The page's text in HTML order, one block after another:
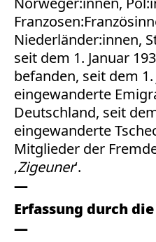
Niederländer:innen,
seit dem 1. Januar
befanden, seit dem 1.
eingewanderte
Deutschland, seit
eingewanderte
Mitglieder der
‚Zigeuner‘.
Erfassung durch